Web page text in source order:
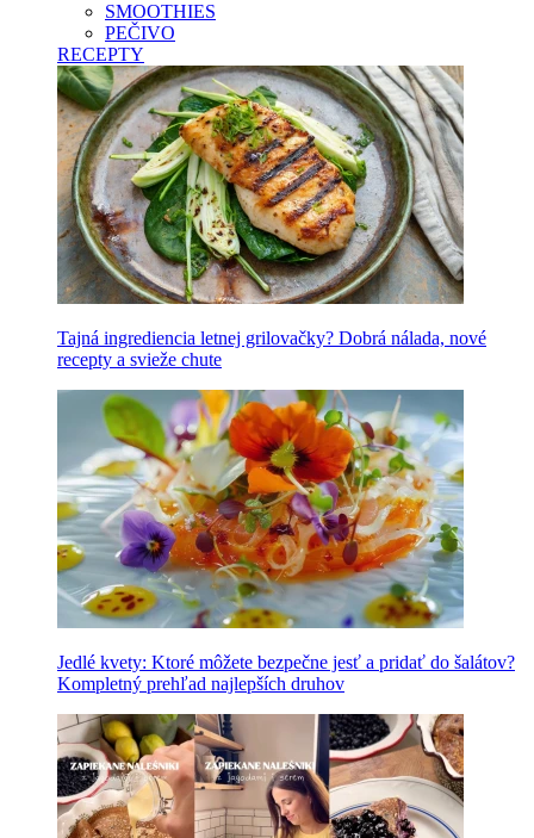
SMOOTHIES
PEČIVO
RECEPTY
Tajná ingrediencia letnej grilovačky? Dobrá nálada, nové
recepty a svieže chute
Jedlé kvety: Ktoré môžete bezpečne jesť a pridať do šalátov?
Kompletný prehľad najlepších druhov